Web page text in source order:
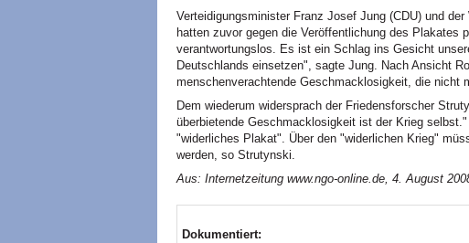
Verteidigungsminister Franz Josef Jung (CDU) und
hatten zuvor gegen die Veröffentlichung des Plakates
verantwortungslos. Es ist ein Schlag ins Gesicht
Deutschlands einsetzen", sagte Jung. Nach Ansicht
menschenverachtende Geschmacklosigkeit, die nicht
Dem wiederum widersprach der Friedensforscher
überbietende Geschmacklosigkeit ist der Krieg
"widerliches Plakat". Über den "widerlichen Krieg"
werden, so Strutynski.
Aus: Internetzeitung www.ngo-online.de, 4. August
Dokumentiert: